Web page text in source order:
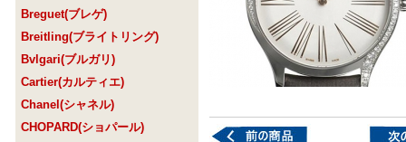
Breguet(ブレゲ)
Breitling(ブライトリング)
Bvlgari(ブルガリ)
Cartier(カルティエ)
Chanel(シャネル)
CHOPARD(ショパール)